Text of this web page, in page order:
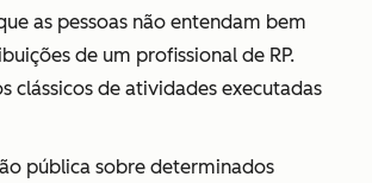
as pessoas não entendam bem
de um profissional de RP.
clássicos de atividades executadas
pública sobre determinados